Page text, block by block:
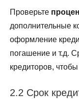
Проверьте
дополнительные
оформление
погашение и т.д.
кредиторов,
2.2 Срок